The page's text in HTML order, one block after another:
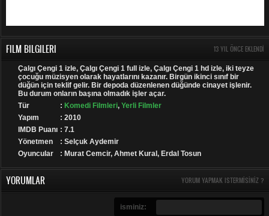
FILM BILGILERI 13 YIL ÖNCE EKLENDI
Çalgı Çengi 1 izle, Çalgı Çengi 1 full izle, Çalgı Çengi 1 hd izle, iki teyze
çocuğu müzisyen olarak hayatlarını kazanır. Birgün ikinci sınıf bir
düğün için teklif gelir. Bir depoda düzenlenen düğünde cinayet işlenir.
Bu durum onların başına olmadık işler açar.
Tür
: Komedi Filmleri, Yerli Filmler
Yapım
: 2010
IMDB Puanı : 7.1
Yönetmen
: Selçuk Aydemir
Oyuncular
: Murat Cemcir, Ahmet Kural, Erdal Tosun
YORUMLAR YORUM YAPMAK ISTERMISINIZ ?
isminiz: